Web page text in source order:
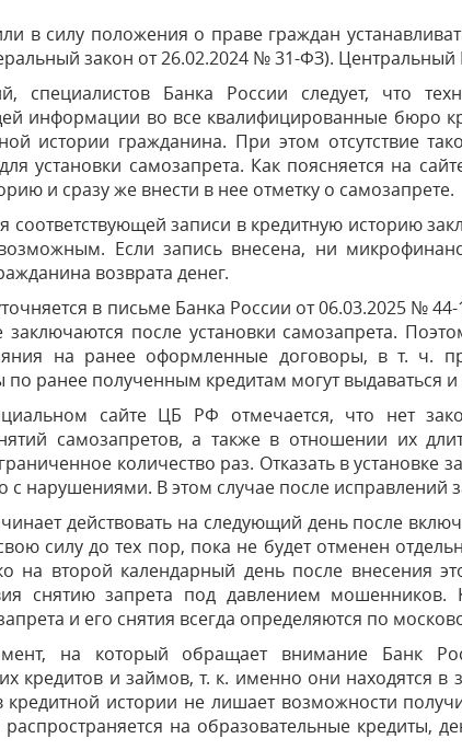
в силу положения о праве граждан
закон от 26.02.2024 № 31-ФЗ).
специалистов Банка России следует, что
информации во все квалифицированные бюро
истории гражданина. При этом отсутствие
установки самозапрета. Как поясняется на
и сразу же внести в нее отметку о самозапрете.
соответствующей записи в кредитную историю
Если запись внесена, ни
возврата денег.
в письме Банка России от 06.03.2025 №
заключаются после установки самозапрета.
на ранее оформленные договоры, в т. ч.
ранее полученным кредитам могут выдаваться и
сайте ЦБ РФ отмечается, что нет
самозапретов, а также в отношении их
количество раз. Отказать в установке
нарушениями. В этом случае после исправлений
действовать на следующий день после
силу до тех пор, пока не будет отменен
на второй календарный день после внесения
снятию запрета под давлением
и его снятия всегда определяются по
на который обращает внимание Банк
кредитов и займов, т. к. именно они находятся
кредитной истории не лишает возможности
распространяется на образовательные кредиты,